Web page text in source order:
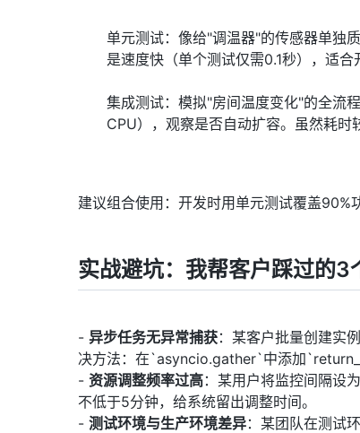
单元测试：像给"调温器"的传感器单独
是速度快（单个测试仅需0.1秒），适合
集成测试：模拟"房间温度变化"的全流
CPU），观察是否自动扩容。虽然耗时
建议组合使用：开发时用单元测试覆盖90%
实战避坑：我帮客户踩过的3
- 异步任务无异常捕获：某客户批量创建实
决方法：在`asyncio.gather`中添加
- 资源调整频率过高：某用户将监控间隔设
不低于5分钟，给系统留出调整时间。
- 测试环境与生产环境差异：某团队在测试